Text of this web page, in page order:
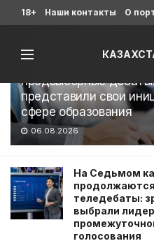
Последние
предвыборные
представили свои
сфере образования
06.08.2026
На Седьмом
продолжаются
теледебаты:
выбрали
голосования
18+ Наши контакты О